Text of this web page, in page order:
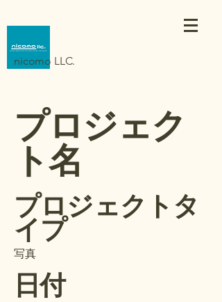
nicomo LLC.
プロジェク
ト名
プロジェクトタ
イプ
写真
日付